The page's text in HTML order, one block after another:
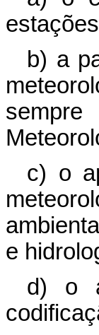
b) a
c) o
e
d) o